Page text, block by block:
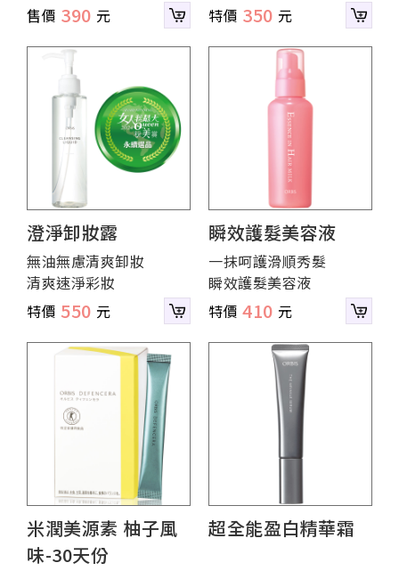
390 350
澄淨卸妝露
無油無慮清爽卸妝
清爽速淨彩妝
550
瞬效護髮美容液
一抹呵護滑順秀髮
瞬效護髮美容液
410
米潤美源素 柚子風
味-30天份
超全能盈白精華霜